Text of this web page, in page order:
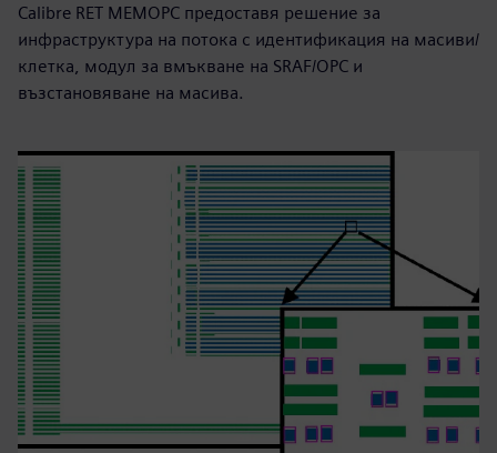
Calibre RET MEMOPC предоставя решение за
инфраструктура на потока с идентификация на масиви/
клетка, модул за вмъкване на SRAF/OPC и
възстановяване на масива.